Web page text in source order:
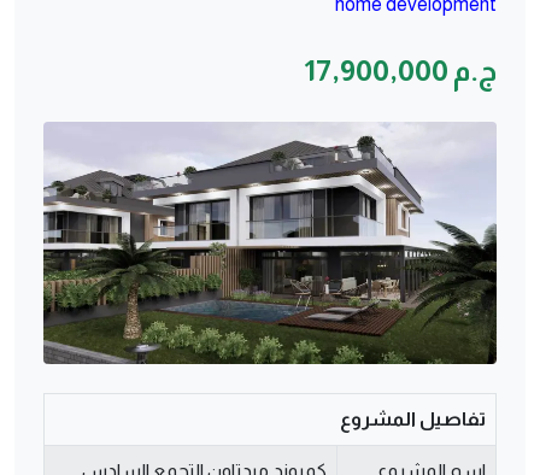
home development
ج.م 17,900,000
تفاصيل المشروع
اسم المشروع كمبوند ميدتاون التجمع السادس